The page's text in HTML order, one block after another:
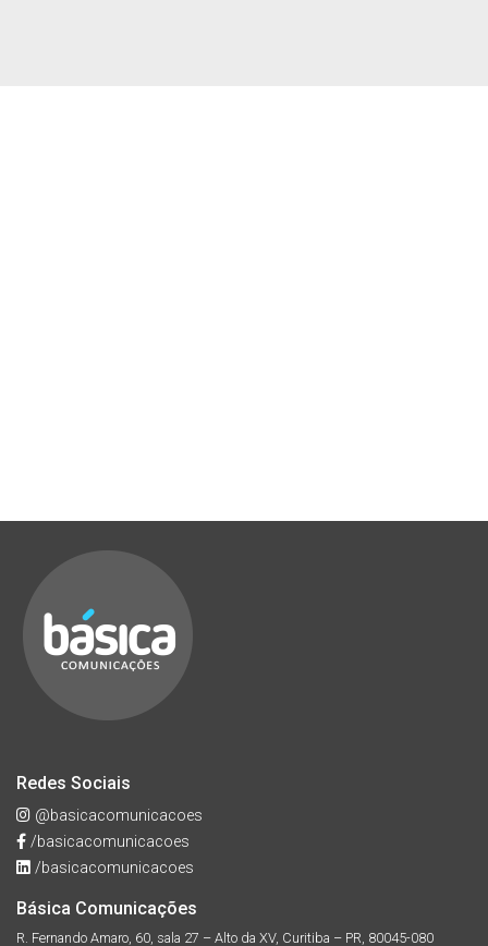
Redes Sociais
@basicacomunicacoes
/basicacomunicacoes
/basicacomunicacoes
Básica Comunicações
R. Fernando Amaro, 60, sala 27 – Alto da XV, Curitiba – PR, 80045-080